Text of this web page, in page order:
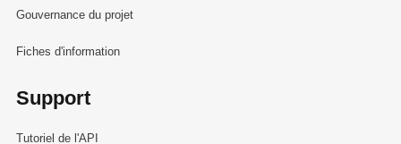
Gouvernance du projet
Fiches d'information
Support
Tutoriel de l'API